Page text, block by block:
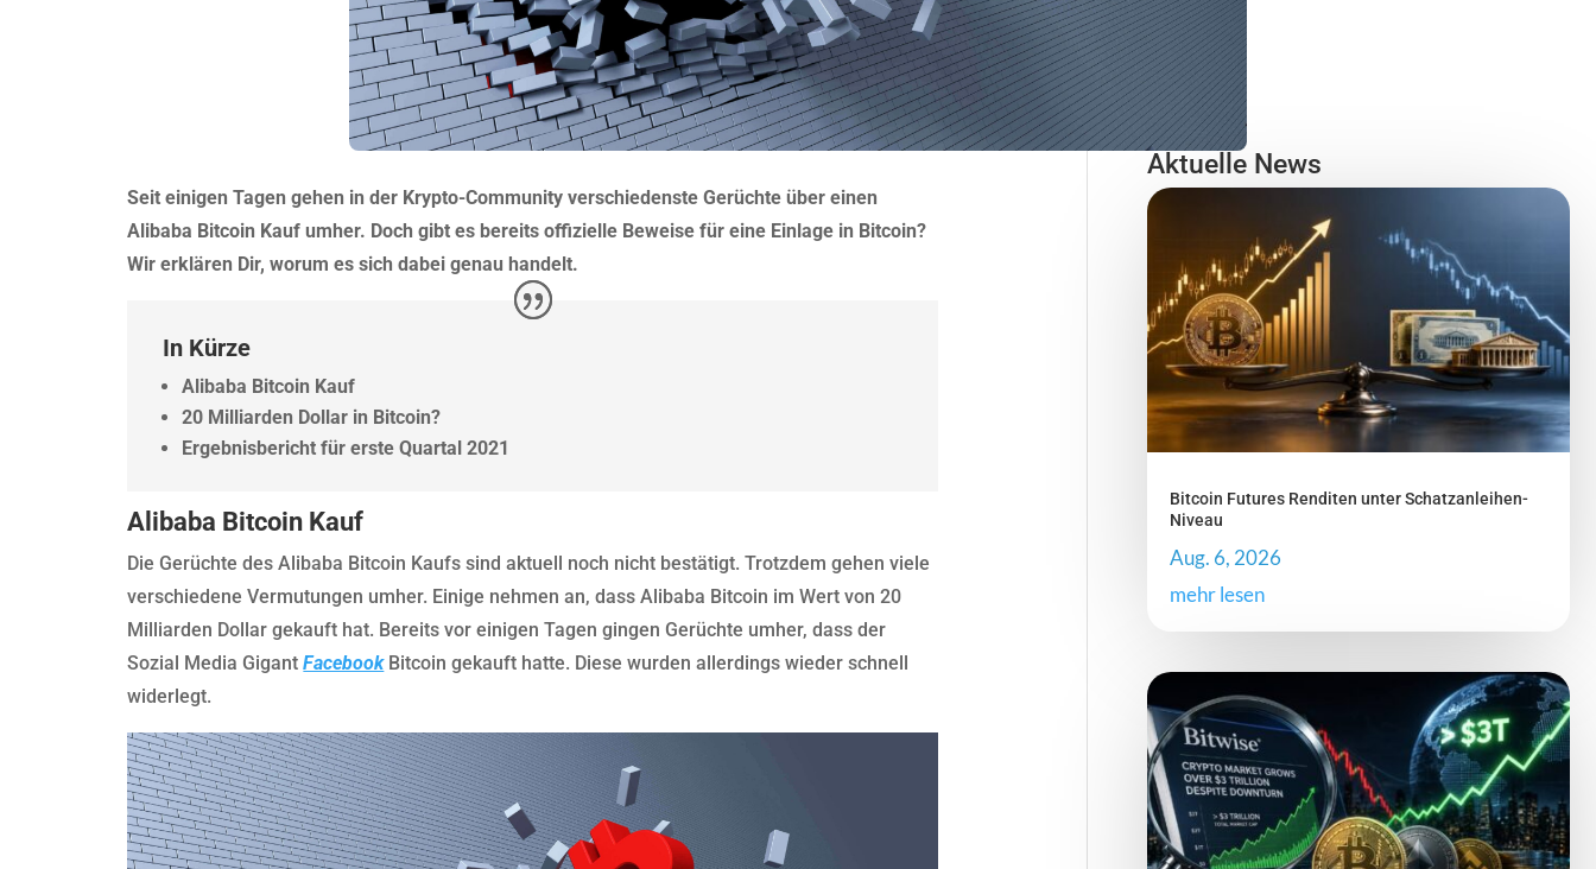
Seit einigen Tagen gehen in der Krypto-Community verschiedenste Gerüchte über einen
Alibaba Bitcoin Kauf umher. Doch gibt es bereits offizielle Beweise für eine Einlage in Bitcoin?
Wir erklären Dir, worum es sich dabei genau handelt.
In Kürze
Alibaba Bitcoin Kauf
20 Milliarden Dollar in Bitcoin?
Ergebnisbericht für erste Quartal 2021
Alibaba Bitcoin Kauf
Die Gerüchte des Alibaba Bitcoin Kaufs sind aktuell noch nicht bestätigt. Trotzdem gehen viele
verschiedene Vermutungen umher. Einige nehmen an, dass Alibaba Bitcoin im Wert von 20
Milliarden Dollar gekauft hat. Bereits vor einigen Tagen gingen Gerüchte umher, dass der
Sozial Media GigantFacebookBitcoin gekauft hatte. Diese wurden allerdings wieder schnell
widerlegt.
Aktuelle News
Bitcoin Futures Renditen unter Schatzanleihen-
Niveau
Aug. 6, 2026
mehr lesen